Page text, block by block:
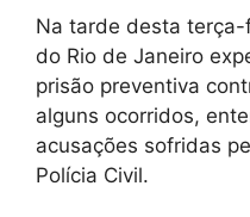
Na tarde desta
do Rio de Janeiro
prisão preventiva
alguns ocorridos,
acusações sofridas
Polícia Civil.